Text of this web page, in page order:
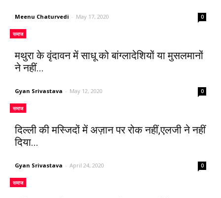
Meenu Chaturvedi - May 17, 2020 0
समाज
मथुरा के वृंदावन में साधू को बांग्लादेशियों या मुसलमानों
ने नहीं...
Gyan Srivastava - May 12, 2020 0
समाज
दिल्ली की मस्जिदों में अज़ान पर रोक नहीं,एलजी ने नहीं
दिया...
Gyan Srivastava - April 24, 2020 0
समाज